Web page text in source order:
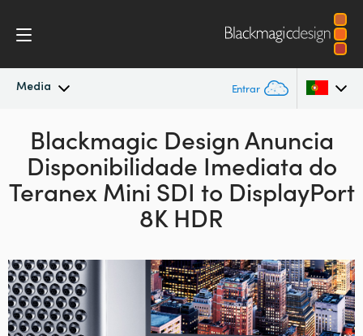
Media Entrar
Novidades
Arquivo
Imagens para Imprensa
Argentina
Australia
Austria
Canada
China
Blackmagic DesignAnuncia
Disponibilidade Imediata do
Teranex Mini SDI to DisplayPort
8K HDR